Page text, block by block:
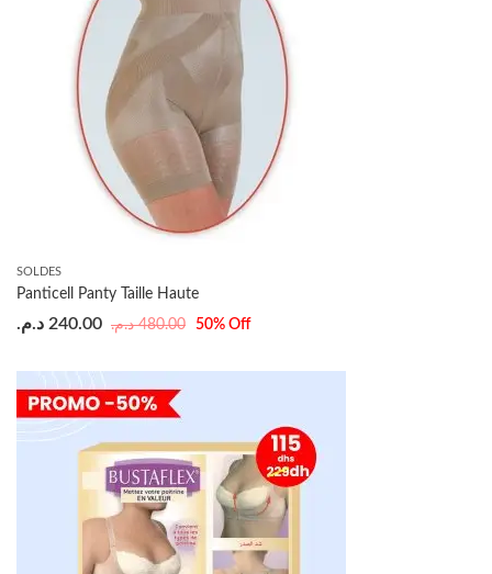
SOLDES
Panticell Panty Taille Haute
480.00 د.م. 240.00 د.م. 50% Off